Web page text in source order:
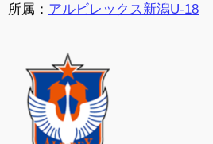
所属： アルビレックス新潟U-18